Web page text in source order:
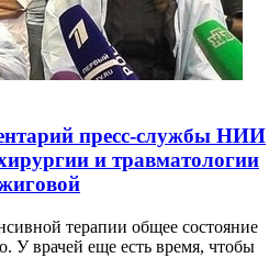
пресс-службы НИИ
и травматологии
терапии общее состояние
У врачей еще есть время, чтобы